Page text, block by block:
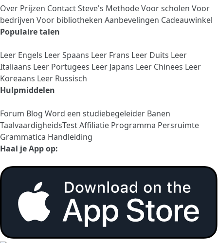
Over Prijzen ContactSteve's MethodeVoor scholen Voor
bedrijven Voor bibliotheken Aanbevelingen Cadeauwinkel
Populaire talen
Leer Engels Leer Spaans Leer Frans Leer Duits Leer
Italiaans Leer Portugees Leer Japans Leer Chinees Leer
Koreaans Leer Russisch
Hulpmiddelen
Forum Blog Word een studiebegeleider Banen
TaalvaardigheidsTestAffiliatie Programma Persruimte
Grammatica Handleiding
Haal je App op: